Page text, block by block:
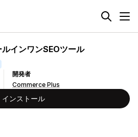
インワンSEOツール
開発者
Commerce Plus
インストール